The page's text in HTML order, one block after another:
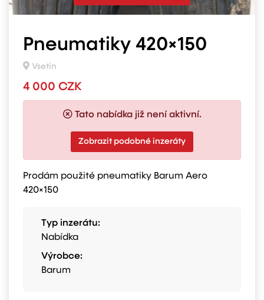
Pneumatiky 420×150
Vsetin
4 000 CZK
Tato nabídka již není aktivní.
Zobrazit podobné inzeráty
Prodám použité pneumatiky Barum Aero
420×150
Typ inzerátu:
Nabídka
Výrobce:
Barum